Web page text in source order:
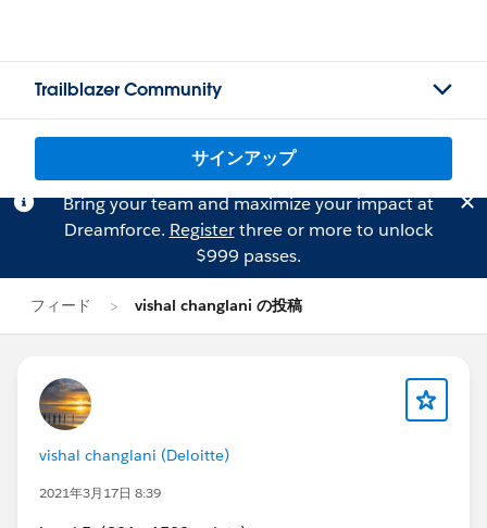
Trailblazer Community
サインアップ
Bring your team and maximize your impact at
Dreamforce. Registerthree or more to unlock
$999 passes.
フィード vishal changlani の投稿
vishal changlani (Deloitte)
2021年3月17日 8:39